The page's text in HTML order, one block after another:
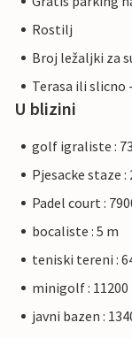
Rostilj
Broj ležaljki za
Terasa ili slicno
U blizini
golf igraliste :
Pjesacke staze :
Padel court :
bocaliste : 5 m
teniski tereni :
minigolf : 11200
javni bazen :